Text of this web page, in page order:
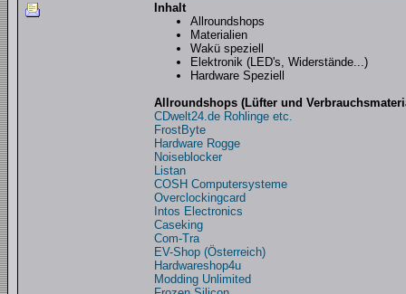
Inhalt
Allroundshops
Materialien
Wakü speziell
Elektronik (LED's, Widerstände...)
Hardware Speziell
Allroundshops (Lüfter und
CDwelt24.de Rohlinge etc.
FrostByte
Hardware Rogge
Noiseblocker
Listan
COSH Computersysteme
Overclockingcard
Intos Electronics
Caseking
Com-Tra
EV-Shop (Österreich)
Hardwareshop4u
Modding Unlimited